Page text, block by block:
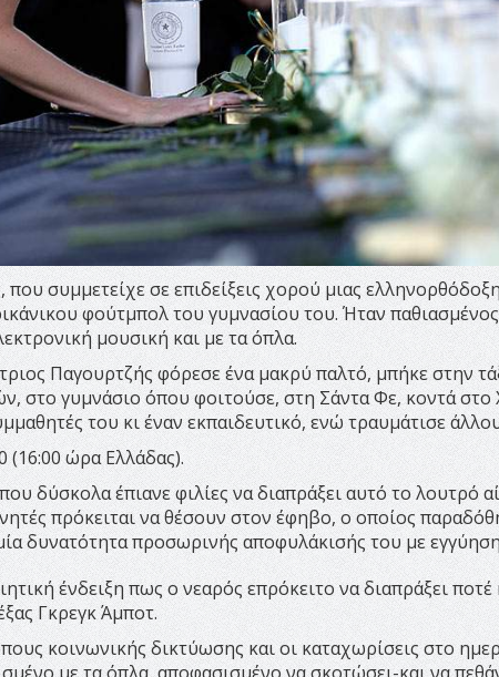
συμμετείχε σε επιδείξεις χορού μιας
φούτμπολ του γυμνασίου του. Ήταν
μουσική και με τα όπλα.
Παγουρτζής φόρεσε ένα μακρύ παλτό, μπήκε στην
στο γυμνάσιο όπου φοιτούσε, στη Σάντα Φε, κοντά στο
του κι έναν εκπαιδευτικό, ενώ τραυμάτισε
(16:00 ώρα Ελλάδας).
δύσκολα έπιανε φιλίες να διαπράξει αυτό το λουτρό
πρόκειται να θέσουν στον έφηβο, ο οποίος
δυνατότητα προσωρινής αποφυλάκισής του με
ένδειξη πως ο νεαρός επρόκειτο να διαπράξει ποτέ
Γκρεγκ Άμποτ.
κοινωνικής δικτύωσης και οι καταχωρίσεις στο